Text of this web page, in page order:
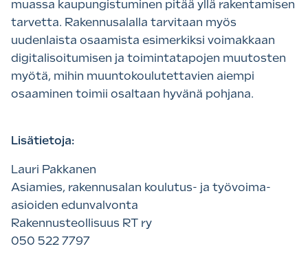
muassa kaupungistuminen pitää yllä rakentamisen
tarvetta. Rakennusalalla tarvitaan myös
uudenlaista osaamista esimerkiksi voimakkaan
digitalisoitumisen ja toimintatapojen muutosten
myötä, mihin muuntokoulutettavien aiempi
osaaminen toimii osaltaan hyvänä pohjana.
Lisätietoja:
Lauri Pakkanen
Asiamies, rakennusalan koulutus- ja työvoima-
asioiden edunvalvonta
Rakennusteollisuus RT ry
050 522 7797